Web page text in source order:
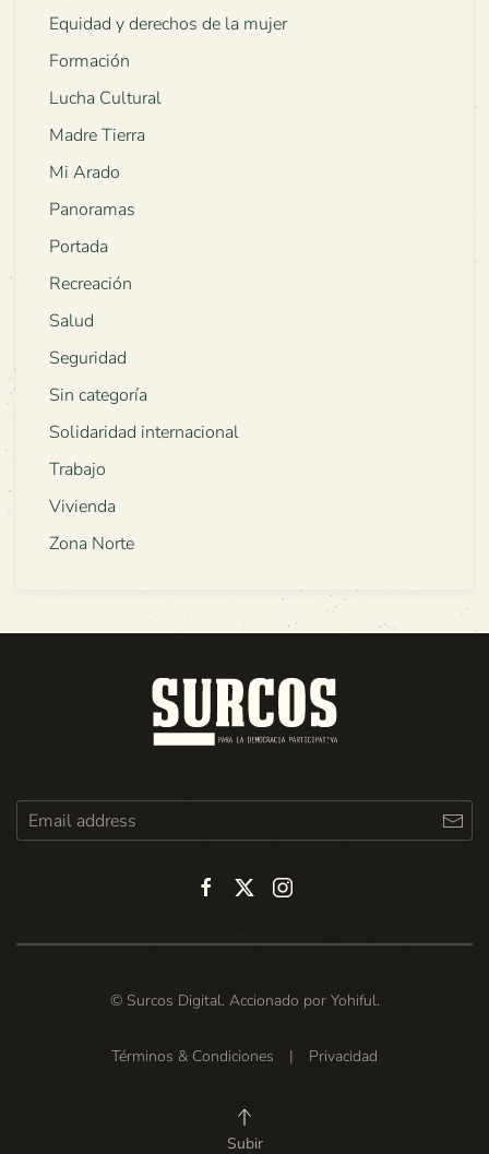
Equidad y derechos de la mujer
Formación
Lucha Cultural
Madre Tierra
Mi Arado
Panoramas
Portada
Recreación
Salud
Seguridad
Sin categoría
Solidaridad internacional
Trabajo
Vivienda
Zona Norte
© Surcos Digital. Accionado por Yohiful.
Términos & Condiciones | Privacidad
Subir